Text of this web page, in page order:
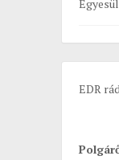
r
EDR